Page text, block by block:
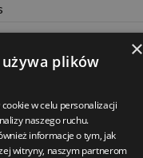
pytania
×
plików
w celu personalizacji
naszego ruchu.
informacje o tym, jak
witryny, naszym partnerom